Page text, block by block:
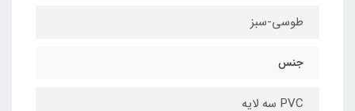
طوسی-سبز
جنس
PVC سه لایه